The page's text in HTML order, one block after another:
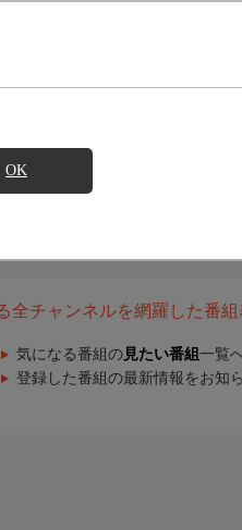
OK
チャンネルを網羅した番組
気になる番組の 見たい番組 一覧
登録した番組の最新情報をお知